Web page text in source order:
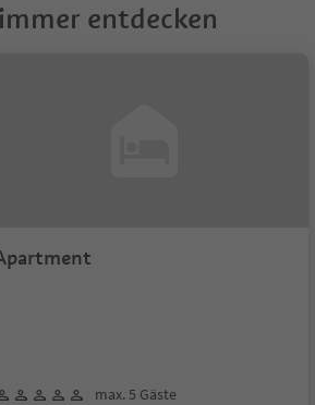
entdecken
max. 5 Gäste